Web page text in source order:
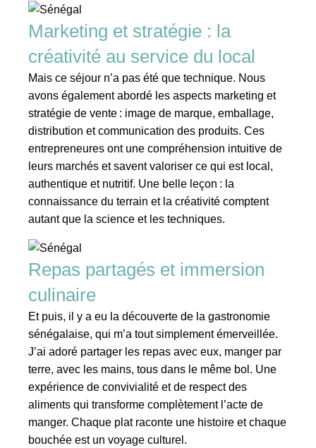
Marketing et stratégie : la
créativité au service du local
Mais ce séjour n’a pas été que technique. Nous
avons également abordé les aspects marketing et
stratégie de vente : image de marque, emballage,
distribution et communication des produits. Ces
entrepreneures ont une compréhension intuitive de
leurs marchés et savent valoriser ce qui est local,
authentique et nutritif. Une belle leçon : la
connaissance du terrain et la créativité comptent
autant que la science et les techniques.
Repas partagés et immersion
culinaire
Et puis, il y a eu la découverte de la gastronomie
sénégalaise, qui m’a tout simplement émerveillée.
J’ai adoré partager les repas avec eux, manger par
terre, avec les mains, tous dans le même bol. Une
expérience de convivialité et de respect des
aliments qui transforme complètement l’acte de
manger. Chaque plat raconte une histoire et chaque
bouchée est un voyage culturel.